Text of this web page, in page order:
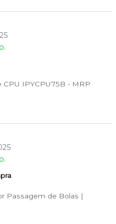
CPU IPYCPU75B - MRP
Passagem de Bolas |